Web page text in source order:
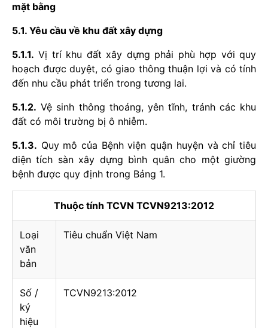
mặt bằng
5.1. Yêu cầu về khu đất xây dựng
5.1.1. Vị trí khu đất xây dựng phải phù hợp với quy
hoạch được duyệt, có giao thông thuận lợi và có tính
đến nhu cầu phát triển trong tương lai.
5.1.2. Vệ sinh thông thoáng, yên tĩnh, tránh các khu
đất có môi trường bị ô nhiễm.
5.1.3. Quy mô của Bệnh viện quận huyện và chỉ tiêu
diện tích sàn xây dựng bình quân cho một giường
bệnh được quy định trong Bảng 1.
Thuộc tính TCVN TCVN9213:2012
Loại
văn
bản
Tiêu chuẩn Việt Nam
Số /
ký
hiệu
TCVN9213:2012